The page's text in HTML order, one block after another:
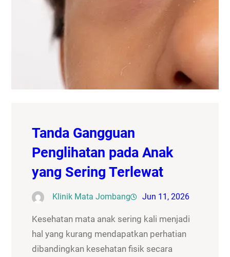
Tanda Gangguan
Penglihatan pada Anak
yang Sering Terlewat
Klinik Mata Jombang Jun 11, 2026
Kesehatan mata anak sering kali menjadi
hal yang kurang mendapatkan perhatian
dibandingkan kesehatan fisik secara